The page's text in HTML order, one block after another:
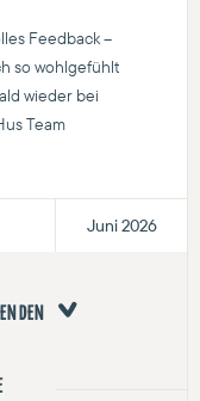
Feedback –
so wohlgefühlt
wieder bei
Team
Juni 2026